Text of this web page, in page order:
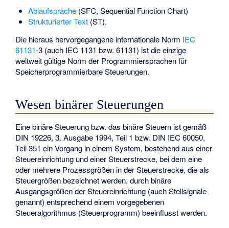
Ablaufsprache(SFC, Sequential Function Chart)
Strukturierter Text(ST).
Die hieraus hervorgegangene internationale Norm IEC
61131-3 (auch IEC 1131 bzw. 61131) ist die einzige
weltweit gültige Norm der Programmiersprachen für
Speicherprogrammierbare Steuerungen.
Wesen binärer Steuerungen
Eine binäre Steuerung bzw. das binäre Steuern ist gemäß
DIN 19226, 3. Ausgabe 1994, Teil 1 bzw. DIN IEC 60050,
Teil 351 ein Vorgang in einem System, bestehend aus einer
Steuereinrichtung und einer Steuerstrecke, bei dem eine
oder mehrere Prozessgrößen in der Steuerstrecke, die als
Steuergrößen bezeichnet werden, durch binäre
Ausgangsgrößen der Steuereinrichtung (auch Stellsignale
genannt) entsprechend einem vorgegebenen
Steueralgorithmus (Steuerprogramm) beeinflusst werden.